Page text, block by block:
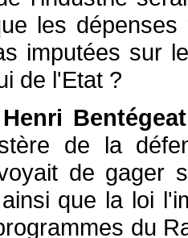
les
imputées sur
de l'Etat ?
Bentégeat
de la
de gager
que la loi
du